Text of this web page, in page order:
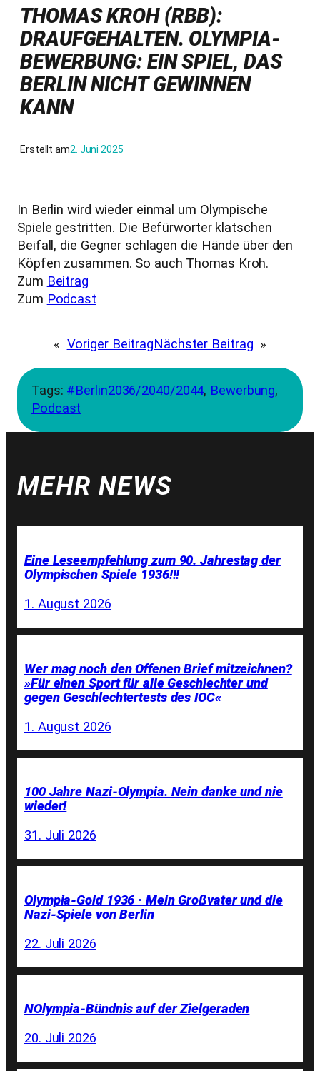
THOMAS KROH (RBB):
DRAUFGEHALTEN. OLYMPIA-
BEWERBUNG: EIN SPIEL, DAS
BERLIN NICHT GEWINNEN
KANN
Erstellt am2. Juni 2025
In Berlin wird wieder einmal um Olympische
Spiele gestritten. Die Befürworter klatschen
Beifall, die Gegner schlagen die Hände über den
Köpfen zusammen. So auch Thomas Kroh.
Zum Beitrag
Zum Podcast
« Voriger BeitragNächster Beitrag »
Tags: #Berlin2036/2040/2044, Bewerbung
Podcast
MEHR NEWS
Eine Leseempfehlung zum 90. Jahrestag der
Olympischen Spiele 1936!!!
1. August 2026
Wer mag noch den Offenen Brief mitzeichnen?
»Für einen Sport für alle Geschlechter und
gegen Geschlechtertests des IOC«
1. August 2026
100 Jahre Nazi-Olympia. Nein danke und nie
wieder!
31. Juli 2026
Olympia-Gold 1936 · Mein Großvater und die
Nazi-Spiele von Berlin
22. Juli 2026
NOlympia-Bündnis auf der Zielgeraden
20. Juli 2026